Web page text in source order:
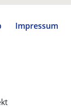
Impressum